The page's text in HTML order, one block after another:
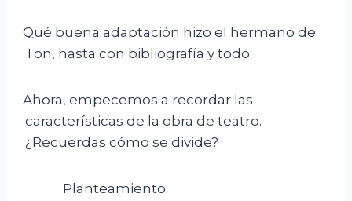
Qué buena adaptación hizo el hermano de
Ton, hasta con bibliografía y todo.
Ahora, empecemos a recordar las
características de la obra de teatro.
¿Recuerdas cómo se divide?
Planteamiento.